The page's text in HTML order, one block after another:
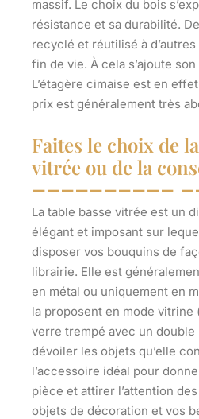
massif. Le choix du bois
résistance et sa durabilité.
recyclé et réutilisé à
fin de vie. À cela s’ajoute
L’étagère cimaise est en
prix est généralement très
Faites le choix de
vitrée ou de la
La table basse vitrée est un
élégant et imposant sur
disposer vos bouquins de
librairie. Elle est
en métal ou uniquement en
la proposent en mode vitrine
verre trempé avec un double
dévoiler les objets qu’elle
l’accessoire idéal pour
pièce et attirer l’attention
objets de décoration et vos